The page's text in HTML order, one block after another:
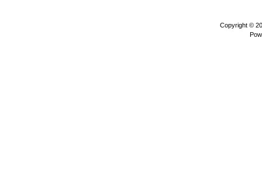
Copyright ©